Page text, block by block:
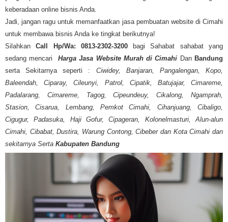
keberadaan online bisnis Anda.
Jadi, jangan ragu untuk memanfaatkan jasa pembuatan website di Cimahi
untuk membawa bisnis Anda ke tingkat berikutnya!
SilahkanCall Hp/Wa: 0813-2302-3200bagi Sahabat sahabat yang
sedang mencari Harga Jasa Website Murah diCimahi DanBandung
serta Sekitarnya seperti : Ciwidey, Banjaran, Pangalengan, Kopo,
Baleendah, Ciparay, Cileunyi, Patrol, Cipatik, Batujajar, Cimareme,
Padalarang, Cimareme, Tagog, Cipeundeuy, Cikalong, Ngamprah,
Stasion, Cisarua, Lembang, Pemkot Cimahi, Cihanjuang, Cibaligo,
Cigugur, Padasuka, Haji Gofur, Cipageran, Kolonelmasturi, Alun-alun
Cimahi, Cibabat, Dustira, Warung Contong, Cibeber dan Kota Cimahi dan
sekitarnya Serta Kabupaten Bandung